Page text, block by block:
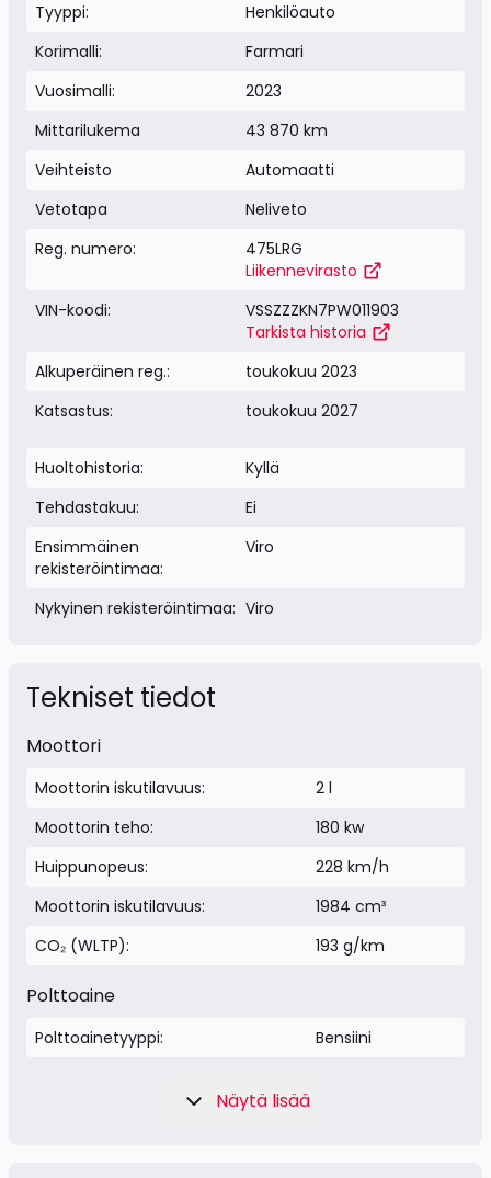
Tyyppi:
Henkilöauto
Korimalli:
Farmari
Vuosimalli:
2023
Mittarilukema
43 870 km
Veihteisto
Automaatti
Vetotapa
Neliveto
Reg. numero:
475LRG
Liikennevirasto
VIN-koodi:
VSSZZZKN7PW011903
Tarkista historia
Alkuperäinen reg.:
toukokuu 2023
Katsastus:
toukokuu 2027
Huoltohistoria:
Kyllä
Tehdastakuu:
Ei
Ensimmäinen
rekisteröintimaa:
Viro
Nykyinen rekisteröintimaa: Viro
Tekniset tiedot
Moottori
Moottorin iskutilavuus:
2 l
Moottorin teho:
180 kw
Huippunopeus:
228 km/h
Moottorin iskutilavuus:
1984 cm³
CO₂ (WLTP):
193 g/km
Polttoaine
Polttoainetyyppi: Bensiini
Näytä lisää